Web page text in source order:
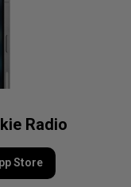
Radio
Store